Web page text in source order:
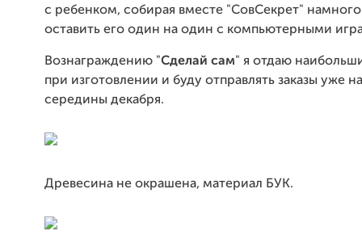
с ребенком, собирая вместе "СовСекрет"
оставить его один на один с компьютерными
Вознаграждению "Сделай сам" я отдаю
при изготовлении и буду отправлять заказы уже
середины декабря.
Древесина не окрашена, материал БУК.